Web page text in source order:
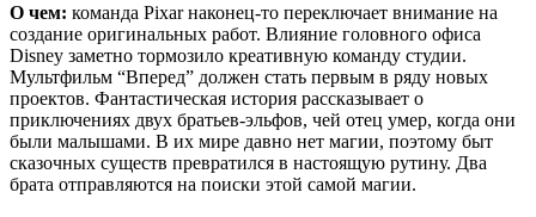
О чем: команда Pixar наконец-то переключает внимание на
создание оригинальных работ. Влияние головного офиса
Disney заметно тормозило креативную команду студии.
Мультфильм “Вперед” должен стать первым в ряду новых
проектов. Фантастическая история рассказывает о
приключениях двух братьев-эльфов, чей отец умер, когда они
были малышами. В их мире давно нет магии, поэтому быт
сказочных существ превратился в настоящую рутину. Два
брата отправляются на поиски этой самой магии.